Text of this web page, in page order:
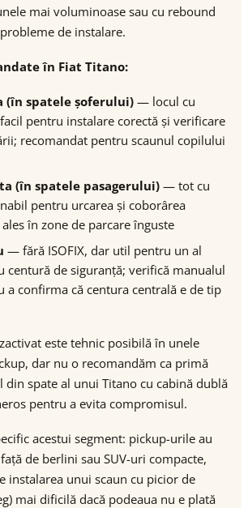
mai voluminoase sau cu rebound
de instalare.
în Fiat Titano:
(în spatele șoferului) — locul cu
facil pentru instalare corectă și verificare
recomandat pentru scaunul copilului
(în spatele pasagerului) — tot cu
pentru urcarea și coborârea
în zone de parcare înguste
— fără ISOFIX, dar util pentru un al
centură de siguranță; verifică manualul
a confirma că centura centrală e de tip
este tehnic posibilă în unele
dar nu o recomandăm ca primă
spate al unui Titano cu cabină dublă
pentru a evita compromisul.
acestui segment: pickup-urile au
de berlini sau SUV-uri compacte,
instalarea unui scaun cu picior de
mai dificilă dacă podeaua nu e plată